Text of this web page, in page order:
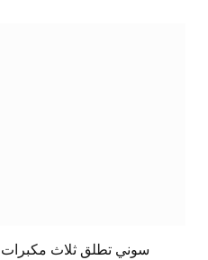
سوني تطلق ثلاث